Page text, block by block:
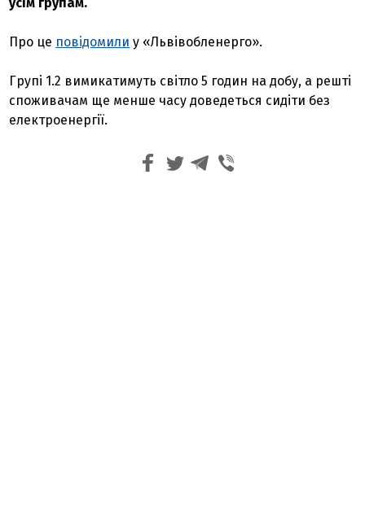
Про це повідомили у «Львівобленерго».
Групі 1.2 вимикатимуть світло 5 годин на добу, а решті
споживачам ще менше часу доведеться сидіти без
електроенергії.